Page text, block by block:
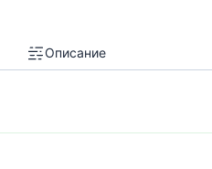
Описание